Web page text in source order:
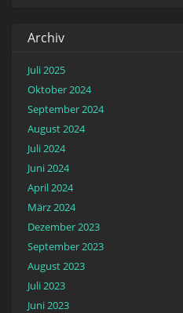
Archiv
Juli 2025
Oktober 2024
September 2024
August 2024
Juli 2024
Juni 2024
April 2024
März 2024
Dezember 2023
September 2023
August 2023
Juli 2023
Juni 2023